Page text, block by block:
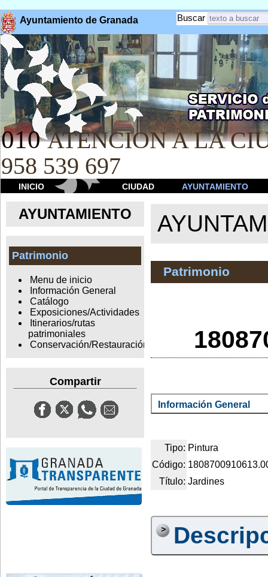
Ayuntamiento de Granada Buscar
010 ATENCION A LA
958 539 697
INICIO CIUDAD AYUNTAMIENTO
AYUNTAMIENTO
Patrimonio
Menu de inicio
Información General
Catálogo
Exposiciones/Actividades
Itinerarios/rutas
patrimoniales
Conservación/Restauración
Compartir
Patrimonio
Información General
Tipo: Pintura
Código:
Título: Jardines